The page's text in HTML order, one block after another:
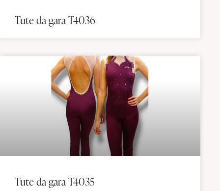
Tute da gara T4036
Tute da gara T4035